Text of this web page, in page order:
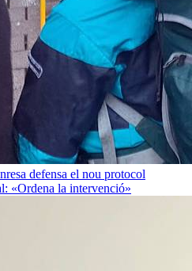
defensa el nou protocol
«Ordena la intervenció»